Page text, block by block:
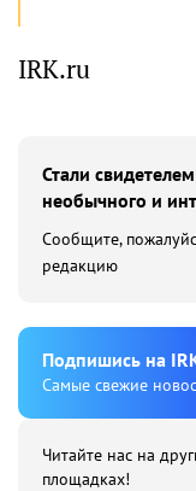
IRK.ru
Стали
необычного и
Сообщите,
редакцию
Подпишиcь на
Cамые свежие
Читайте нас на
площадках!